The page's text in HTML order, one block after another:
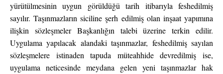
yürütülmesinin uygun görüldüğü tarih itibarıyla feshedilmiş
sayılır. Taşınmazların siciline şerh edilmiş olan inşaat yapımına
ilişkin sözleşmeler Başkanlığın talebi üzerine terkin edilir.
Uygulama yapılacak alandaki taşınmazlar, feshedilmiş sayılan
sözleşmelere istinaden tapuda müteahhide devredilmiş ise,
uygulama neticesinde meydana gelen yeni taşınmazlar hak